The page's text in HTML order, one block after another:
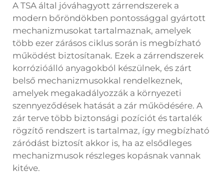
A TSA által jóváhagyott zárrendszerek a
modern bőröndökben pontossággal gyártott
mechanizmusokat tartalmaznak, amelyek
több ezer zárásos ciklus során is megbízható
működést biztosítanak. Ezek a zárrendszerek
korrózióálló anyagokból készülnek, és zárt
belső mechanizmusokkal rendelkeznek,
amelyek megakadályozzák a környezeti
szennyeződések hatását a zár működésére. A
zár terve több biztonsági pozíciót és tartalék
rögzítő rendszert is tartalmaz, így megbízható
záródást biztosít akkor is, ha az elsődleges
mechanizmusok részleges kopásnak vannak
kitéve.